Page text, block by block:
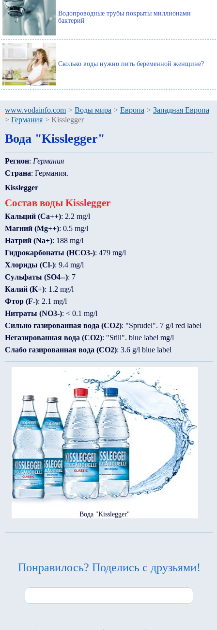
Водопроводные трубы покрыты миллионами
бактерий
Сколько воды нужно пить беременной женщине?
www.vodainfo.com > Воды мира > Европа > Западная Европа
> Германия > Kisslegger
Вода "Kisslegger"
Регион: Германия
Страна: Германия.
Kisslegger
Состав воды Kisslegger
Кальций (Ca++): 2.2 mg/l
Магний (Mg++): 0.5 mg/l
Натрий (Na+): 188 mg/l
Гидрокарбонаты (HCO3-): 479 mg/l
Хлориды (Cl-): 9.4 mg/l
Сульфаты (SO4--): 7
Калий (K+): 1.2 mg/l
Фтор (F-): 2.1 mg/l
Нитраты (NO3-): < 0.1 mg/l
Сильно газированная вода (CO2): "Sprudel". 7 g/l red label
Негазированная вода (CO2): "Still". blue label mg/l
Слабо газированная вода (CO2): 3.6 g/l blue label
Вода "Kisslegger"
Понравилось? Поделись с друзьями!